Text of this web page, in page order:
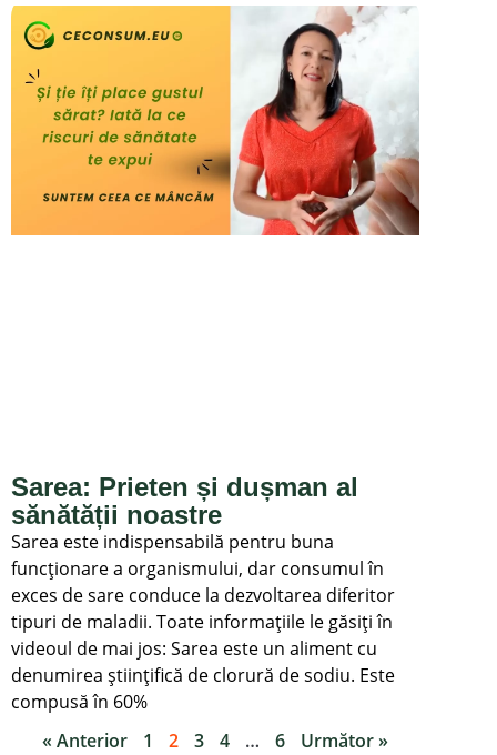
Sarea: Prieten și dușman al
sănătății noastre
Sarea este indispensabilă pentru buna
funcționare a organismului, dar consumul în
exces de sare conduce la dezvoltarea diferitor
tipuri de maladii. Toate informațiile le găsiți în
videoul de mai jos: Sarea este un aliment cu
denumirea științifică de clorură de sodiu. Este
compusă în 60%
« Anterior
1 2 3 4 … 6 Următor »